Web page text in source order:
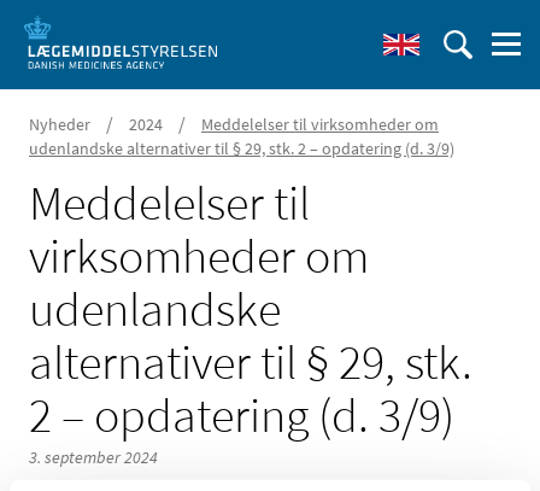
Nyheder / 2024 /
Meddelelser til virksomheder om
udenlandske alternativer til § 29, stk. 2 – opdatering (d. 3/9)
Meddelelser til
virksomheder om
udenlandske
alternativer til § 29, stk.
2 – opdatering (d. 3/9)
3. september 2024